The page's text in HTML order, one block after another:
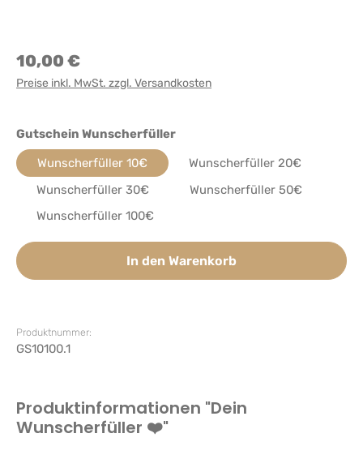
10,00 €
Preise inkl. MwSt. zzgl. Versandkosten
Gutschein Wunscherfüllerauswählen
Wunscherfüller 10€
Wunscherfüller 20€
Wunscherfüller 30€
Wunscherfüller 50€
Wunscherfüller 100€
In den Warenkorb
Produktnummer:
GS10100.1
Produktinformationen "Dein
Wunscherfüller ❤️"